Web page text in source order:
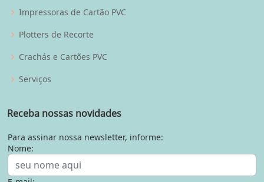
Impressoras de Cartão PVC
Plotters de Recorte
Crachás e Cartões PVC
Serviços
Receba nossas novidades
Para assinar nossa newsletter, informe:
Nome: